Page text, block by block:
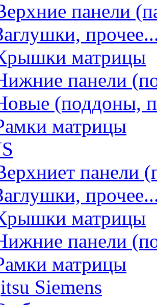
панели
матрицы
панели
(поддоны,
матрицы
панели
матрицы
панели
матрицы
Siemens